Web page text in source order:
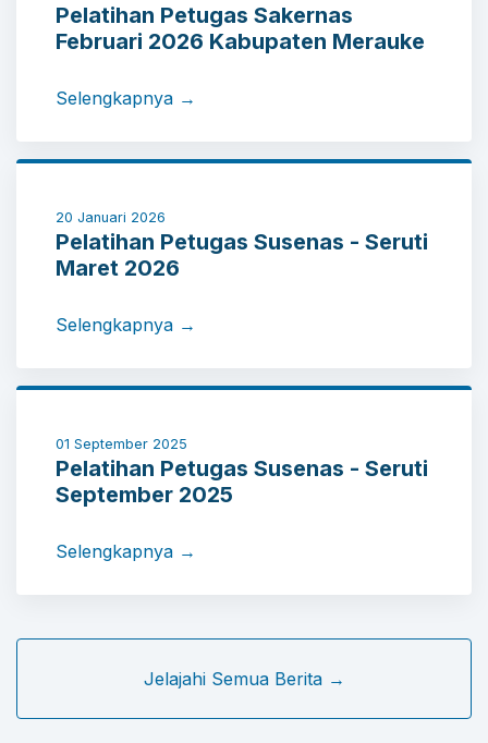
Pelatihan Petugas Sakernas
Februari 2026 Kabupaten Merauke
Selengkapnya →
20 Januari 2026
Pelatihan Petugas Susenas - Seruti
Maret 2026
Selengkapnya →
01 September 2025
Pelatihan Petugas Susenas - Seruti
September 2025
Selengkapnya →
Jelajahi Semua Berita →